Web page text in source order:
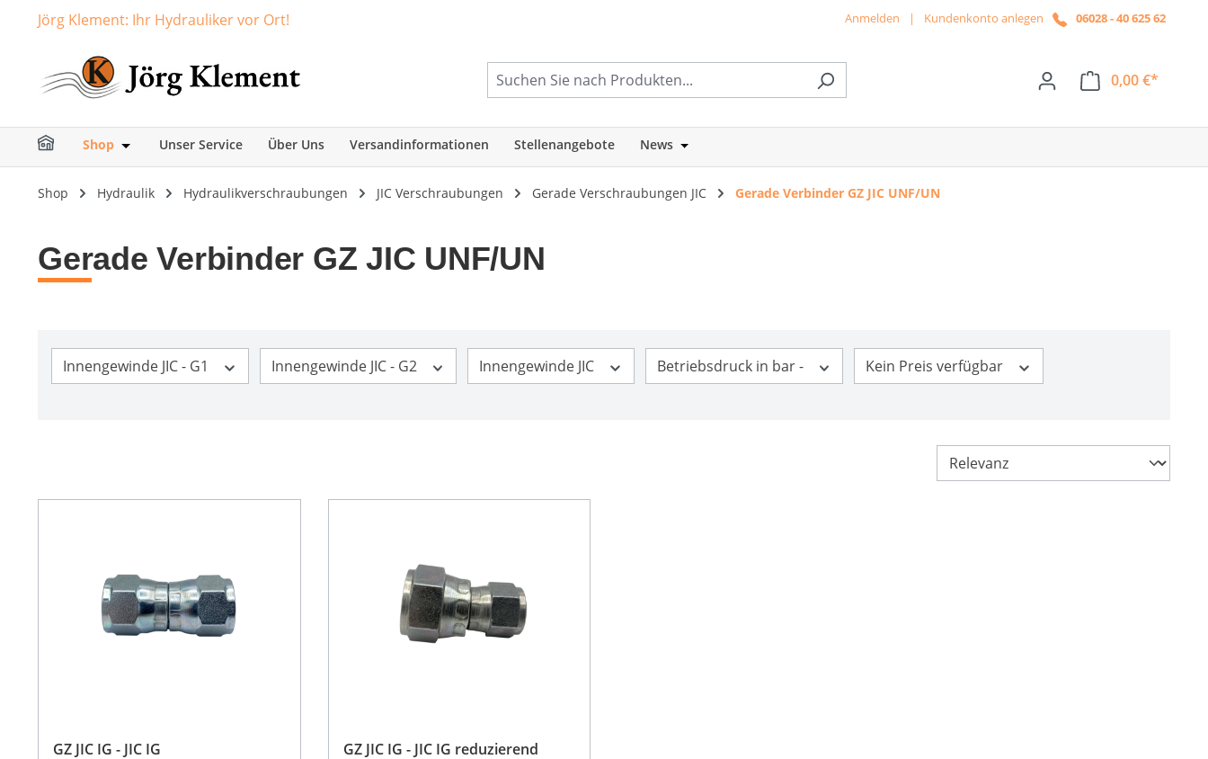
Zur Hauptnavigation springen
Jörg Klement: Ihr Hydrauliker vor Ort! Anmelden | Kundenkonto anlegen 06028 - 40 625 62
0,00 €*
Shop Öffne oder Schließe das Dropdown der Kategorie Shop
Unser Service Über Uns Versandinformationen Stellenangebote News Öffne oder Schließe das Dropdown der Kategorie News
Shop Hydraulik Hydraulikverschraubungen JIC Verschraubungen Gerade Verschraubungen JIC Gerade Verbinder GZ JIC UNF/UN
Gerade Verbinder GZ JIC UNF/UN
Innengewinde JIC - G1 Innengewinde JIC - G2 Innengewinde JIC Betriebsdruck in bar - Kein Preis verfügbar
GZ JIC IG - JIC IG GZ JIC IG - JIC IG reduzierend